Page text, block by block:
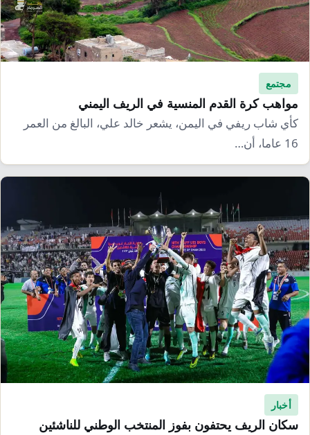
مجتمع
مواهب كرة القدم المنسية في الريف اليمني
كأي شاب ريفي في اليمن، يشعر خالد علي، البالغ من العمر
16 عاما، أن…
أخبار
سكان الريف يحتفون بفوز المنتخب الوطني للناشئين